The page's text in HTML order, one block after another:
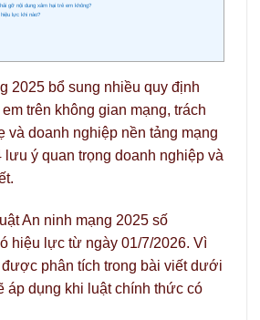
gỡ nội dung xâm hại trẻ em không?
lực khi nào?
2025 bổ sung nhiều quy định
trên không gian mạng, trách
và doanh nghiệp nền tảng mạng
lưu ý quan trọng doanh nghiệp và
An ninh mạng 2025 số
hiệu lực từ ngày 01/7/2026. Vì
phân tích trong bài viết dưới
áp dụng khi luật chính thức có